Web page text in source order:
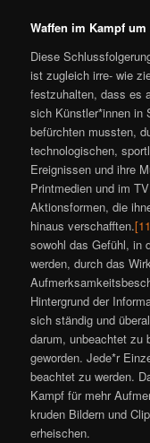
Waffen im Kampf
Diese
ist zugleich irre- wie
festzuhalten, dass es
sich Künstler*innen in
befürchten mussten,
technologischen,
Ereignissen und ihre
Printmedien und im
Aktionsformen, die
hinaus verschafften.
sowohl das Gefühl, in
werden, durch das
Hintergrund der
sich ständig und
darum, unbeachtet zu
geworden. Jede*r
beachtet zu werden.
Kampf für mehr
kruden Bildern und
erheischen.